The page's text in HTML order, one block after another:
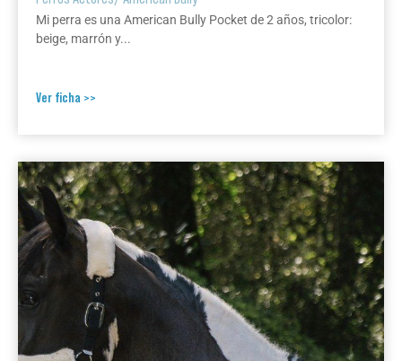
Mi perra es una American Bully Pocket de 2 años, tricolor:
beige, marrón y...
Ver ficha >>